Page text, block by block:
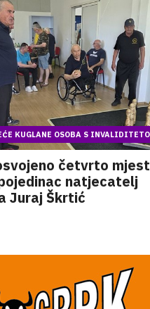
KUGLANE OSOBA S
četvrto
natjecatelj
Juraj Škrtić